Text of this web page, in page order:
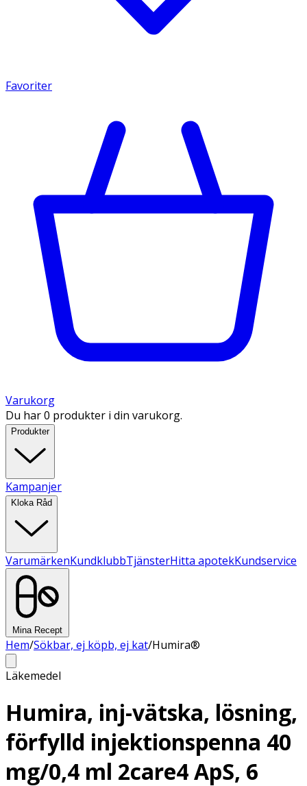
Favoriter
Varukorg
Du har 0 produkter i din varukorg.
Produkter
Kampanjer
Kloka Råd
VarumärkenKundklubbTjänsterHitta apotekKundservice
Mina Recept
Hem/Sökbar, ej köpb, ej kat/Humira®
Läkemedel
Humira, inj-vätska, lösning,
förfylld injektionspenna 40
mg/0,4 ml 2care4 ApS, 6